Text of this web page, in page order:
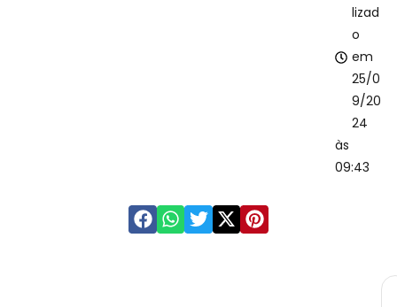
lizad
o
em
25/0
9/20
24
às
09:43